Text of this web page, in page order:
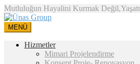
Mutluluğun Hayalini Kurmak
MENÜ
Hizmetler
Mimari Projelendirme